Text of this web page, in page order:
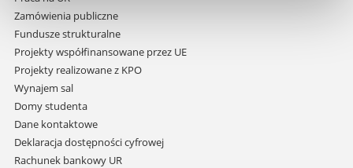
Zamówienia publiczne
Fundusze strukturalne
Projekty współfinansowane przez UE
Projekty realizowane z KPO
Wynajem sal
Domy studenta
Dane kontaktowe
Deklaracja dostępności cyfrowej
Rachunek bankowy UR